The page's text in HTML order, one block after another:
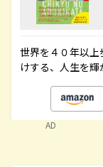
世界を４０年以
けする、人生を
AD